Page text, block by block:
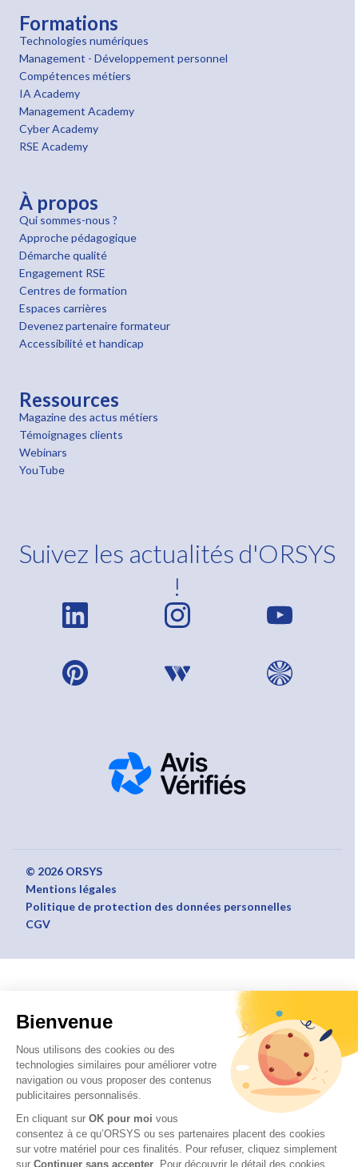
Bienvenue
Nous utilisons des cookies ou des
technologies similaires pour améliorer votre
navigation ou vous proposer des contenus
publicitaires personnalisés.
En cliquant sur OK pour moi vous
consentez à ce qu’ORSYS ou ses partenaires placent des cookies
sur votre matériel pour ces finalités. Pour refuser, cliquez simplement
sur Continuer sans accepter Pour découvrir le détail des cookies
Formations
Technologies numériques
Management - Développement personnel
Compétences métiers
IA Academy
Management Academy
Cyber Academy
RSE Academy
À propos
Qui sommes-nous ?
Approche pédagogique
Démarche qualité
Engagement RSE
Centres de formation
Espaces carrières
Devenez partenaire formateur
Accessibilité et handicap
Ressources
Magazine des actus métiers
Témoignages clients
Webinars
YouTube
Suivez les actualités d'ORSYS
!
© 2026 ORSYS
Mentions légales
Politique de protection des données personnelles
CGV